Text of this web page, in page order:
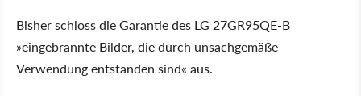
Bisher schloss die Garantie des LG 27GR95QE-B
eingebrannte Bilder, die durch unsachgemäße
Verwendung entstanden sind aus.